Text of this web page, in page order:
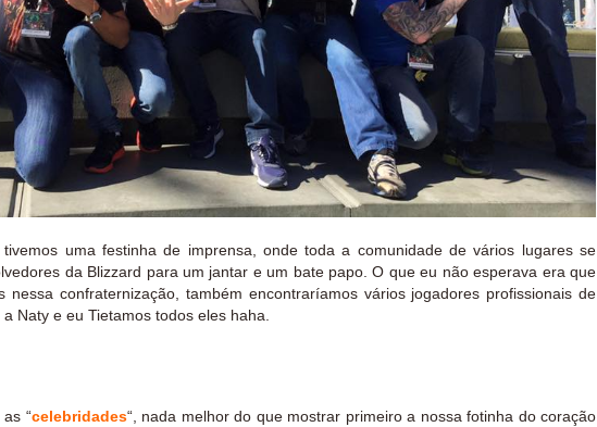
uma festinha de imprensa, onde toda a comunidade de vários lugares se
da Blizzard para um jantar e um bate papo. O que eu não esperava era que
nessa confraternização, também encontraríamos vários jogadores profissionais de
Naty e eu Tietamos todos eles haha.
“celebridades“, nada melhor do que mostrar primeiro a nossa fotinha do coração